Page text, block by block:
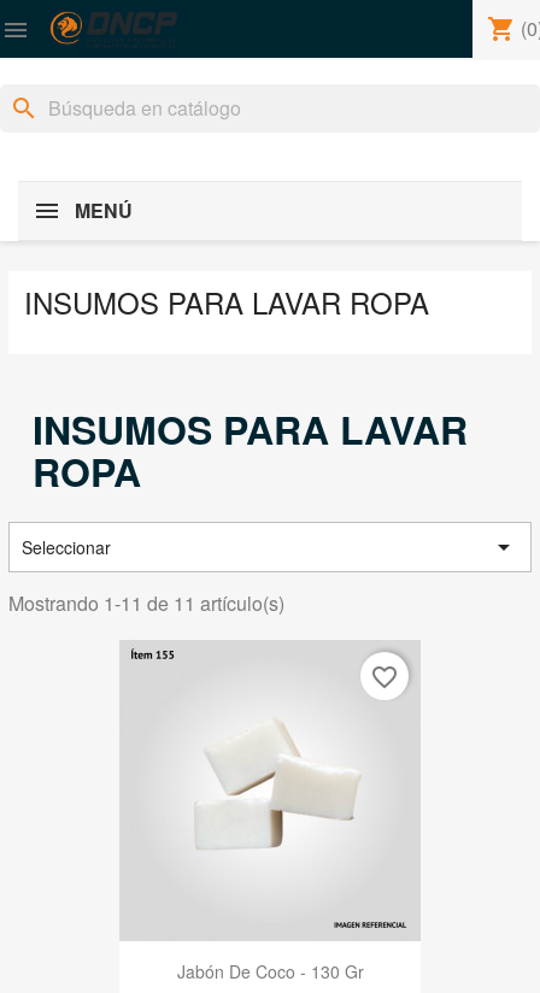
 shopping_cart
search
MENÚ
INSUMOS PARA LAVAR ROPA
INSUMOS PARA LAVAR
ROPA
Seleccionar 
Mostrando 1-11 de 11 artículo(s)
Jabón De Coco - 130 Gr
favorite_border